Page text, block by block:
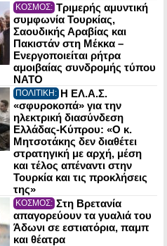
ΚΟΣΜΟΣ: Τριμερής αμυντική
συμφωνία Τουρκίας,
Σαουδικής Αραβίας και
Πακιστάν στη Μέκκα –
Ενεργοποιείται ρήτρα
αμοιβαίας συνδρομής τύπου
NATO
ΠΟΛΙΤΙΚΗ: Η ΕΛ.Α.Σ.
«σφυροκοπά» για την
ηλεκτρική διασύνδεση
Ελλάδας-Κύπρου: «Ο κ.
Μητσοτάκης δεν διαθέτει
στρατηγική με αρχή, μέση
και τέλος απέναντι στην
Τουρκία και τις προκλήσεις
της»
ΚΟΣΜΟΣ: Στη Βρετανία
απαγορεύουν τα γυαλιά του
Άδωνι σε εστιατόρια, παμπ
και θέατρα